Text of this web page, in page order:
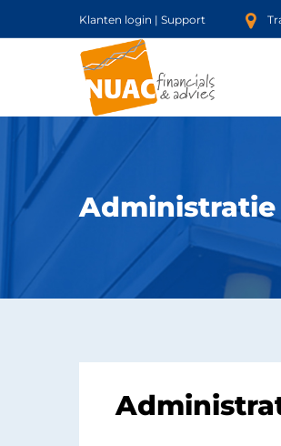
Klanten login | Support
Administratie